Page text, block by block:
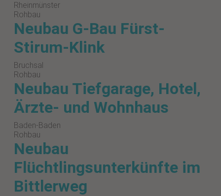
Rheinmünster
Rohbau
Neubau G-Bau Fürst-
Stirum-Klink
Bruchsal
Rohbau
Neubau Tiefgarage, Hotel,
Ärzte- und Wohnhaus
Baden-Baden
Rohbau
Neubau
Flüchtlingsunterkünfte im
Bittlerweg